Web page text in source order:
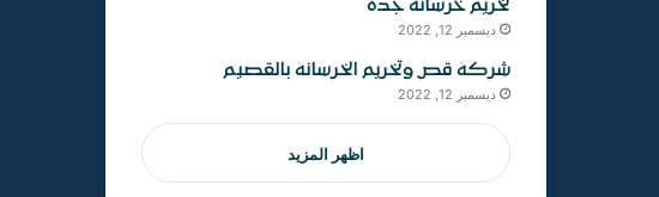
تخريم خرسانة جدة
ديسمبر 12, 2022
شركة قص وتخريم الخرسانة بالقصيم
ديسمبر 12, 2022
اظهر المزيد